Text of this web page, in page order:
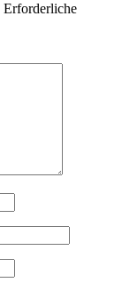
Erforderliche